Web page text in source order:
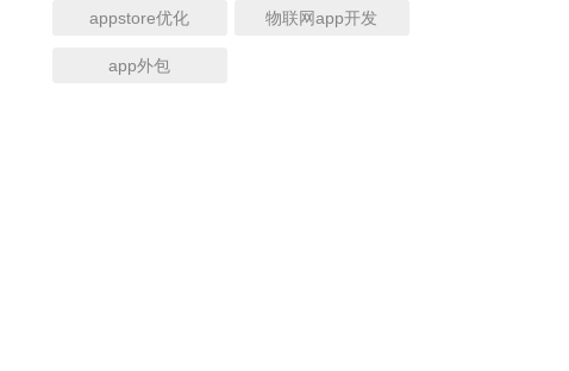
appstore优化 物联网app开发
app外包